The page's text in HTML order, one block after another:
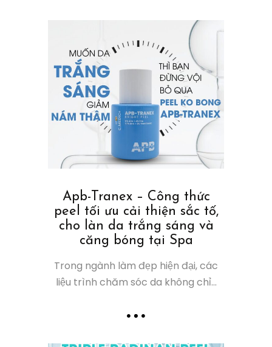
Apb-Tranex – Công thức
peel tối ưu cải thiện sắc tố,
cho làn da trắng sáng và
căng bóng tại Spa
Trong ngành làm đẹp hiện đại, các
liệu trình chăm sóc da không chỉ...